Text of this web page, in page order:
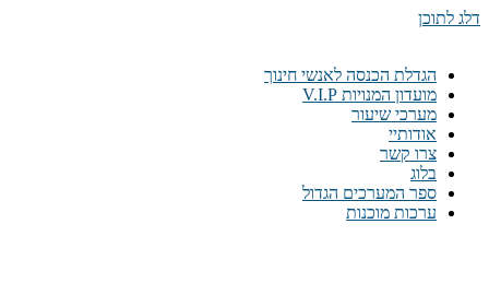
דלג לתוכן
הגדלת הכנסה לאנשי חינוך
מועדון המנויות V.I.P
מערכי שיעור
אודותיי
צרו קשר
בלוג
ספר המערכים הגדול
ערכות מוכנות